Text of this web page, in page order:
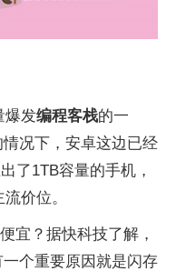
爆发编程客栈的一
况下，安卓这边已经
了1TB容量的手机，
价位。
宜？据快科技了解，
个重要原因就是闪存